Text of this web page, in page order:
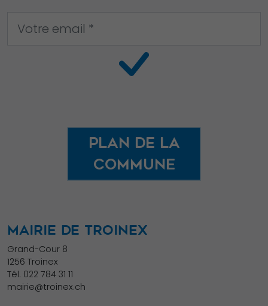
Plan de la
commune
MAIRIE DE TROINEX
Grand-Cour 8
1256 Troinex
Tél. 022 784 31 11
mairie@troinex.ch